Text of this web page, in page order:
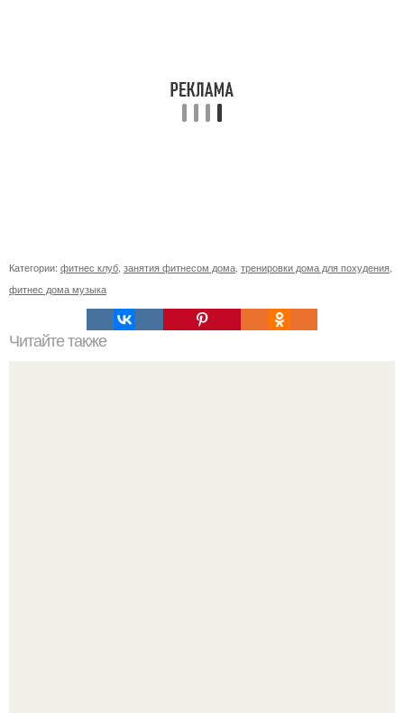
Категории: фитнес клуб занятия фитнесом дома тренировки дома для похудения
фитнес дома музыка
Читайте также